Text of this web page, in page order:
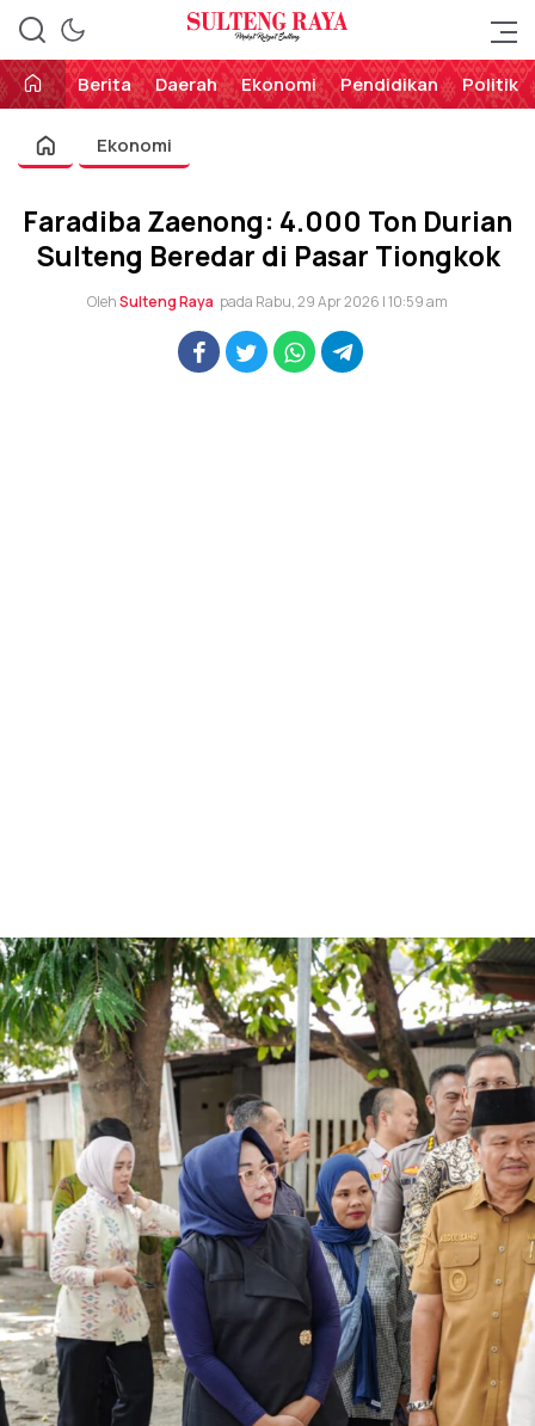
Sulteng Raya
Perekat Rakyat Sulteng
Berita
Daerah Ekonomi Pendidikan Politik
Ekonomi
Faradiba Zaenong: 4.000 Ton Durian
Sulteng Beredar di Pasar Tiongkok
OlehSulteng Raya pada Rabu, 29 Apr 2026 | 10:59 am